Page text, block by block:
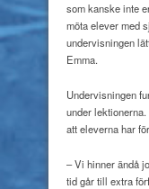
som kanske inte
möta elever med
undervisningen
Emma.
Undervisningen
under
att eleverna har
– Vi hinner ändå
tid går till extra